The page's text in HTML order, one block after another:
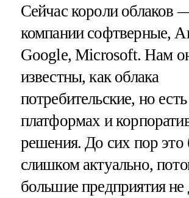
Сейчас короли облаков
компании софтверные,
Google, Microsoft. Нам
известны, как облака
потребительские, но
платформах и
решения. До сих пор это
слишком актуально,
большие предприятия не